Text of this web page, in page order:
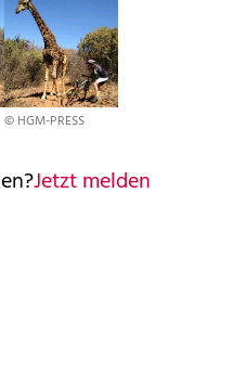
© HGM-PRESS
Jetzt melden